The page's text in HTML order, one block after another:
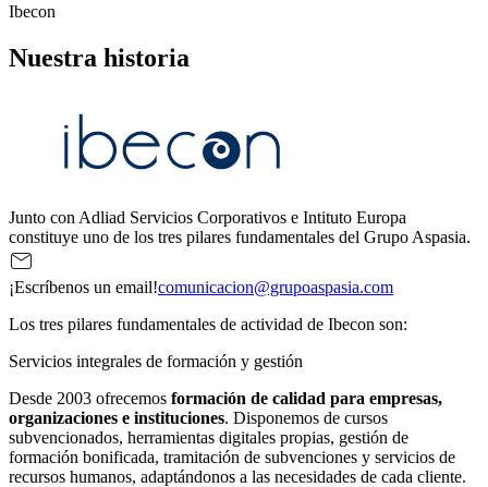
Ibecon
Nuestra historia
Junto con Adliad Servicios Corporativos e Intituto Europa
constituye uno de los tres pilares fundamentales del Grupo Aspasia.
¡Escríbenos un email!comunicacion@grupoaspasia.com
Los tres pilares fundamentales de actividad de Ibecon son:
Servicios integrales de formación y gestión
Desde 2003 ofrecemos formación de calidad para empresas,
organizaciones e instituciones. Disponemos de cursos
subvencionados, herramientas digitales propias, gestión de
formación bonificada, tramitación de subvenciones y servicios de
recursos humanos, adaptándonos a las necesidades de cada cliente.